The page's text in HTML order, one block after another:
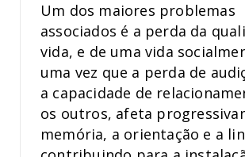
Um dos maiores problemas
associados é a perda da
vida, e de uma vida
uma vez que a perda de
a capacidade de
os outros, afeta
memória, a orientação e a